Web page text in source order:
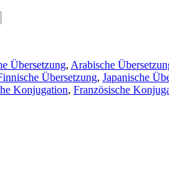
Übersetzung, Arabische
Übersetzung, Japanische
Konjugation, Französische